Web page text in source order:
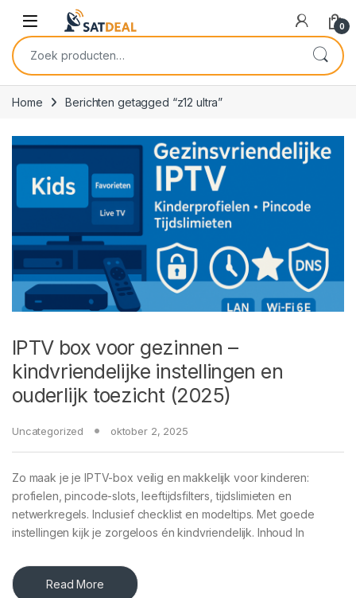
Skip to navigation
Skip to content
0
Zoeken naar:
Home Berichten getagged “z12 ultra”
IPTV box voor gezinnen –
kindvriendelijke instellingen en
ouderlijk toezicht (2025)
Uncategorized oktober 2, 2025
Zo maak je je IPTV-box veilig en makkelijk voor kinderen:
profielen, pincode-slots, leeftijdsfilters, tijdslimieten en
netwerkregels. Inclusief checklist en modeltips. Met goede
instellingen kijk je zorgeloos én kindvriendelijk. Inhoud In
Read More